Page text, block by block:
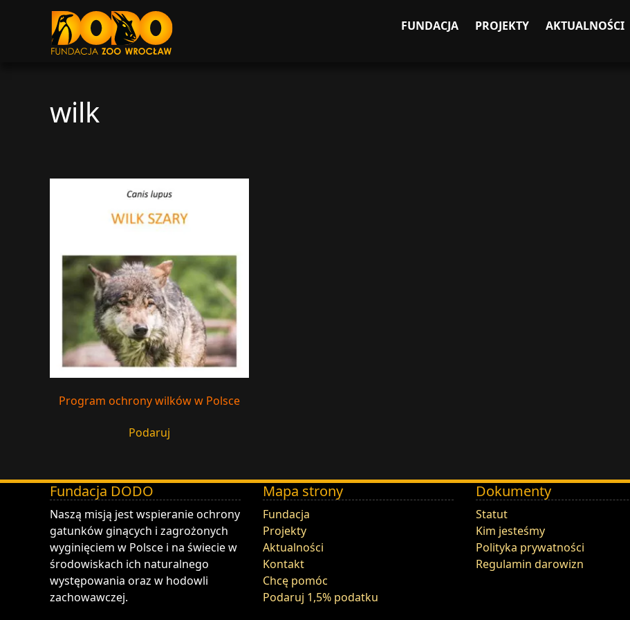
DODO - FUNDACJA ZOO WROCŁAW
FUNDACJA
PROJEKTY AKTUALNOŚCI
wilk
Program ochrony wilków w Polsce
Podaruj
Fundacja DODO
DODO - Fundacja ZOO Wrocław
Naszą misją jest wspieranie ochrony
gatunków ginących i zagrożonych
wyginięciem w Polsce i na świecie w
środowiskach ich naturalnego
występowania oraz w hodowli
zachowawczej.
Mapa strony
Fundacja
Projekty
Aktualności
Kontakt
Chcę pomóc
Podaruj 1,5% podatku
Dokumenty
Statut
Kim jesteśmy
Polityka prywatności
Regulamin darowizn